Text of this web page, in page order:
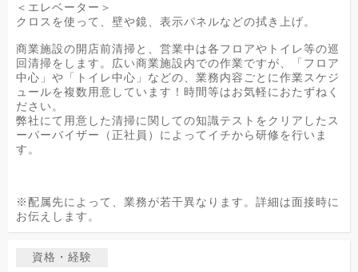
＜エレベーター＞
クロスを使って、壁や鏡、表示パネルなどの拭き上げ。
商業施設の開店前清掃と、営業中は各フロアやトイレ等の巡
回清掃をします。広い商業施設内での作業ですが、「フロア
中心」や「トイレ中心」などの、業務内容ごとに作業スケジ
ュールを複数用意しています！時間等はお気軽におたずねく
ださい。
弊社にて用意した清掃に関しての知識テストをクリアしたス
ーパーバイザー（正社員）によってイチから研修を行いま
す。
※配属先によって、業務が若干異なります。詳細は面接時に
お伝えします。
資格・経験